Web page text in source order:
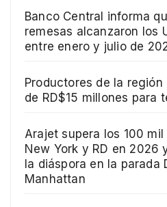
Banco Central informa
remesas alcanzaron los
entre enero y julio de
Productores de la
de RD$15 millones para
Arajet supera los 100
New York y RD en 2026
la diáspora en la parada
Manhattan